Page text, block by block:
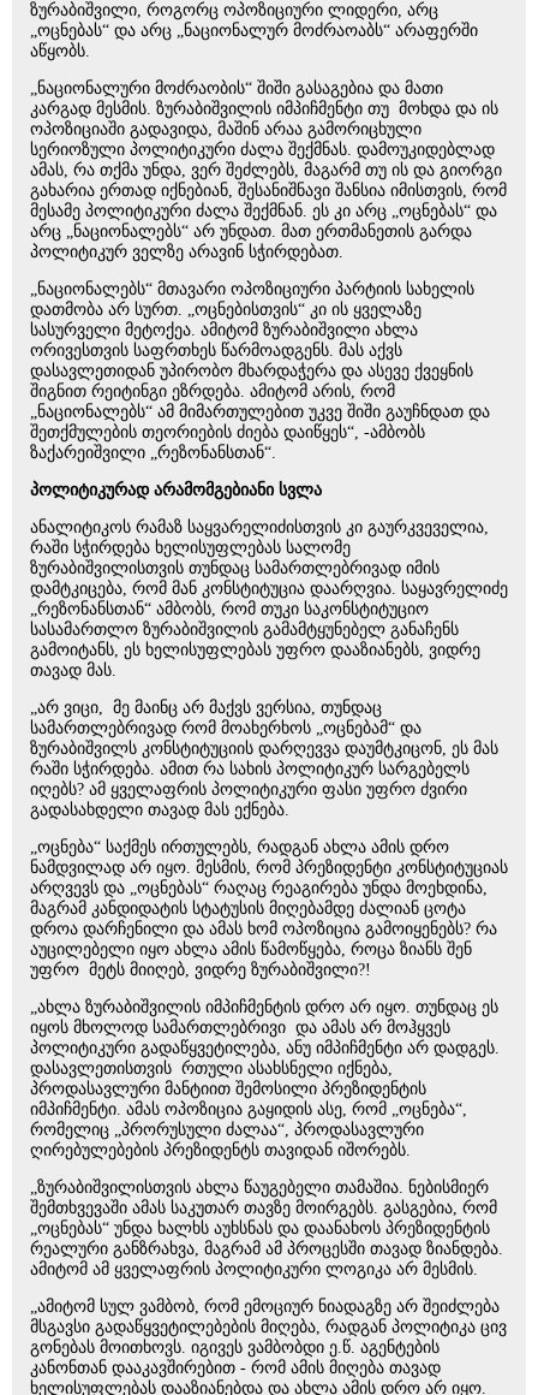
ზურაბიშვილი, როგორც ოპოზიციური ლიდერი, არც
„ოცნებას“ და არც „ნაციონალურ მოძრაოაბს“ არაფერში
აწყობს.
„ნაციონალური მოძრაობის“ შიში გასაგებია და მათი
კარგად მესმის. ზურაბიშვილის იმპიჩმენტი თუ მოხდა და ის
ოპოზიციაში გადავიდა, მაშინ არაა გამორიცხული
სერიოზული პოლიტიკური ძალა შექმნას. დამოუკიდებლად
ამას, რა თქმა უნდა, ვერ შეძლებს, მაგარმ თუ ის და გიორგი
გახარია ერთად იქნებიან, შესანიშნავი შანსია იმისთვის, რომ
მესამე პოლიტიკური ძალა შექმნან. ეს კი არც „ოცნებას“ და
არც „ნაციონალებს“ არ უნდათ. მათ ერთმანეთის გარდა
პოლიტიკურ ველზე არავინ სჭირდებათ.
„ნაციონალებს“ მთავარი ოპოზიციური პარტიის სახელის
დათმობა არ სურთ. „ოცნებისთვის“ კი ის ყველაზე
სასურველი მეტოქეა. ამიტომ ზურაბიშვილი ახლა
ორივესთვის საფრთხეს წარმოადგენს. მას აქვს
დასავლეთიდან უპირობო მხარდაჭერა და ასევე ქვეყნის
შიგნით რეიტინგი ეზრდება. ამიტომ არის, რომ
„ნაციონალებს“ ამ მიმართულებით უკვე შიში გაუჩნდათ და
შეთქმულების თეორიების ძიება დაიწყეს“, -ამბობს
ზაქარეიშვილი „რეზონანსთან“.
პოლიტიკურად არამომგებიანი სვლა
ანალიტიკოს რამაზ საყვარელიძისთვის კი გაურკვეველია,
რაში სჭირდება ხელისუფლებას სალომე
ზურაბიშვილისთვის თუნდაც სამართლებრივად იმის
დამტკიცება, რომ მან კონსტიტუცია დაარღვია. საყავრელიძე
„რეზონანსთან“ ამბობს, რომ თუკი საკონსტიტუციო
სასამართლო ზურაბიშვილის გამამტყუნებელ განაჩენს
გამოიტანს, ეს ხელისუფლებას უფრო დააზიანებს, ვიდრე
თავად მას.
„არ ვიცი, მე მაინც არ მაქვს ვერსია, თუნდაც
სამართლებრივად რომ მოახერხოს „ოცნებამ“ და
ზურაბიშვილს კონსტიტუციის დარღევვა დაუმტკიცონ, ეს მას
რაში სჭირდება. ამით რა სახის პოლიტიკურ სარგებელს
იღებს? ამ ყველაფრის პოლიტიკური ფასი უფრო ძვირი
გადასახდელი თავად მას ექნება.
„ოცნება“ საქმეს ირთულებს, რადგან ახლა ამის დრო
ნამდვილად არ იყო. მესმის, რომ პრეზიდენტი კონსტიტუციას
არღვევს და „ოცნებას“ რაღაც რეაგირება უნდა მოეხდინა,
მაგრამ კანდიდატის სტატუსის მიღებამდე ძალიან ცოტა
დროა დარჩენილი და ამას ხომ ოპოზიცია გამოიყენებს? რა
აუცილებელი იყო ახლა ამის წამოწყება, როცა ზიანს შენ
უფრო მეტს მიიღებ, ვიდრე ზურაბიშვილი?!
„ახლა ზურაბიშვილის იმპიჩმენტის დრო არ იყო. თუნდაც ეს
იყოს მხოლოდ სამართლებრივი და ამას არ მოჰყვეს
პოლიტიკური გადაწყვეტილება, ანუ იმპიჩმენტი არ დადგეს.
დასავლეთისთვის რთული ასახსნელი იქნება,
პროდასავლური მანტიით შემოსილი პრეზიდენტის
იმპიჩმენტი. ამას ოპოზიცია გაყიდის ასე, რომ „ოცნება“,
რომელიც „პრორუსული ძალაა“, პროდასავლური
ღირებულებების პრეზიდენტს თავიდან იშორებს.
„ზურაბიშვილისთვის ახლა წაუგებელი თამაშია. ნებისმიერ
შემთხვევაში ამას საკუთარ თავზე მოირგებს. გასგებია, რომ
„ოცნებას“ უნდა ხალხს აუხსნას და დაანახოს პრეზიდენტის
რეალური განზრახვა, მაგრამ ამ პროცესში თავად ზიანდება.
ამიტომ ამ ყველაფრის პოლიტიკური ლოგიკა არ მესმის.
„ამიტომ სულ ვამბობ, რომ ემოციურ ნიადაგზე არ შეიძლება
მსგავსი გადაწყვეტილებების მიღება, რადგან პოლიტიკა ცივ
გონებას მოითხოვს. იგივეს ვამბობდი ე.წ. აგენტების
კანონთან დააკავშირებით - რომ ამის მიღება თავად
ხელისუფლებას დააზიანებდა და ახლა ამის დრო არ იყო.